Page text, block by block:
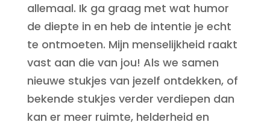
allemaal. Ik ga graag met wat humor
de diepte in en heb de intentie je echt
te ontmoeten. Mijn menselijkheid raakt
vast aan die van jou! Als we samen
nieuwe stukjes van jezelf ontdekken, of
bekende stukjes verder verdiepen dan
kan er meer ruimte, helderheid en